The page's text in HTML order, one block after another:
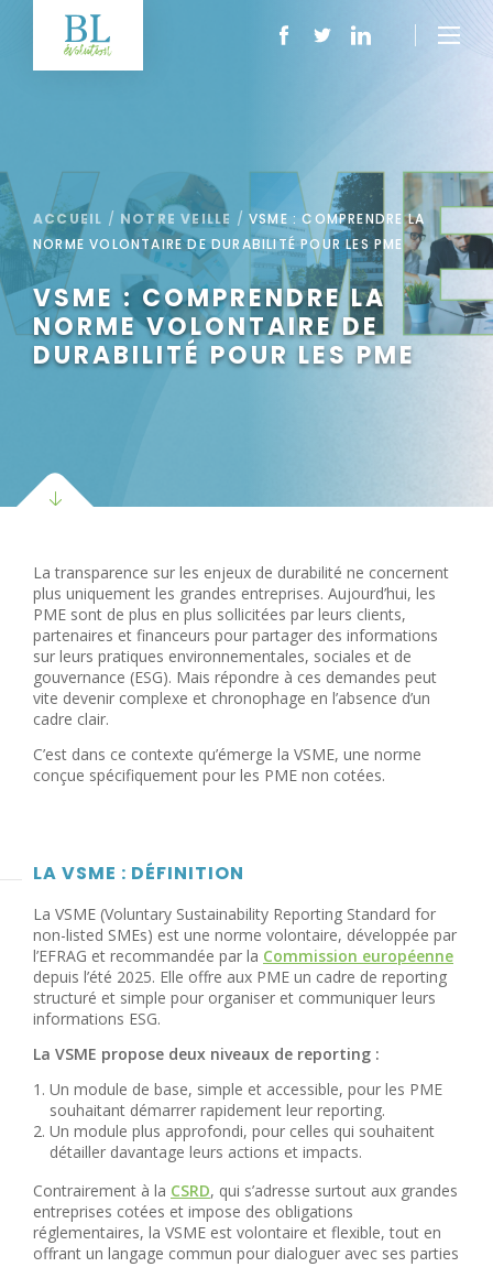
ACCUEIL / NOTRE VEILLE /VSME : COMPRENDRE LA
NORME VOLONTAIRE DE DURABILITÉ POUR LES PME
VSME : COMPRENDRE LA
NORME VOLONTAIRE DE
DURABILITÉ POUR LES PME
La transparence sur les enjeux de durabilité ne concernent
plus uniquement les grandes entreprises. Aujourd’hui, les
PME sont de plus en plus sollicitées par leurs clients,
partenaires et financeurs pour partager des informations
sur leurs pratiques environnementales, sociales et de
gouvernance (ESG). Mais répondre à ces demandes peut
vite devenir complexe et chronophage en l’absence d’un
cadre clair.
C’est dans ce contexte qu’émerge la VSME, une norme
conçue spécifiquement pour les PME non cotées.
LA VSME : DÉFINITION
La VSME (Voluntary Sustainability Reporting Standard for
non-listed SMEs) est une norme volontaire, développée par
l’EFRAG et recommandée par la Commission européenne
depuis l’été 2025. Elle offre aux PME un cadre de reporting
structuré et simple pour organiser et communiquer leurs
informations ESG.
La VSME propose deux niveaux de reporting :
Un module de base, simple et accessible, pour les PME
souhaitant démarrer rapidement leur reporting.
Un module plus approfondi, pour celles qui souhaitent
détailler davantage leurs actions et impacts.
Contrairement à la CSRD, qui s’adresse surtout aux grandes
entreprises cotées et impose des obligations
réglementaires, la VSME est volontaire et flexible, tout en
offrant un langage commun pour dialoguer avec ses parties